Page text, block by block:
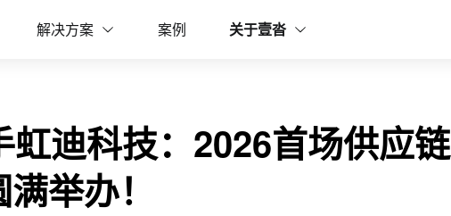
解决方案 案例 关于壹沓
训专场圆满举办！
迪科技：2026首场供应链
举办！